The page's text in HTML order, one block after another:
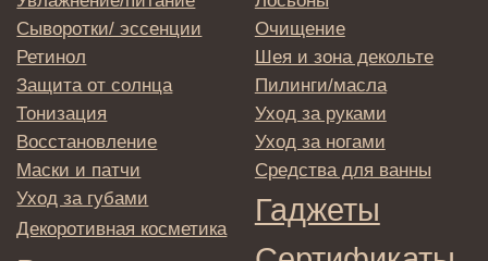
© 2025 Institute Store